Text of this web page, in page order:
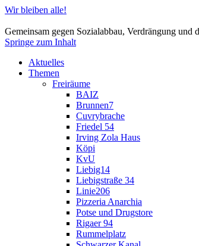
Wir bleiben alle!
Gemeinsam gegen Sozialabbau, Verdrängung
Springe zum Inhalt
Aktuelles
Themen
Freiräume
BAIZ
Brunnen7
Cuvrybrache
Friedel 54
Irving Zola Haus
Köpi
KvU
Liebig14
Liebigstraße 34
Linie206
Pizzeria Anarchia
Potse und Drugstore
Rigaer 94
Rummelplatz